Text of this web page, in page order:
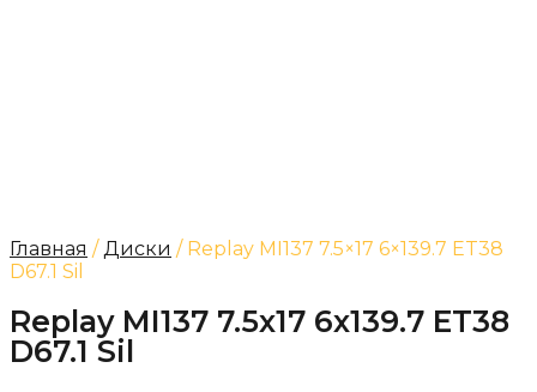
Главная /Диски / Replay MI137 7.5×17 6×139.7 ET38
D67.1 Sil
Replay MI137 7.5x17 6x139.7 ET38
D67.1 Sil